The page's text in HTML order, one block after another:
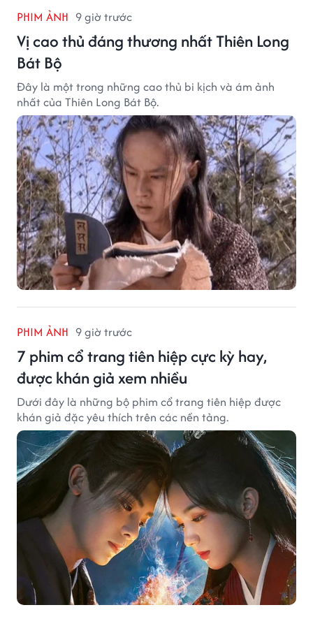
PHIM ẢNH 9 giờ trước
Vị cao thủ đáng thương nhất Thiên Long
Bát Bộ
Đây là một trong những cao thủ bi kịch và ám ảnh
nhất của Thiên Long Bát Bộ.
PHIM ẢNH 9 giờ trước
7 phim cổ trang tiên hiệp cực kỳ hay,
được khán giả xem nhiều
Dưới đây là những bộ phim cổ trang tiên hiệp được
khán giả đặc yêu thích trên các nền tảng.